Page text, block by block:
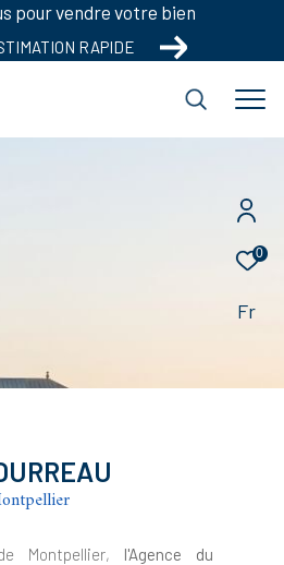
pour vendre votre bien
RAPIDE
0
Fr
Montpellier, l'Agence du